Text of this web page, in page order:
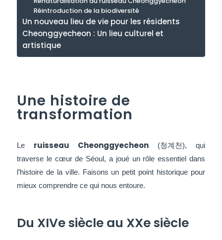
Réintroduction de la biodiversité
Un nouveau lieu de vie pour les résidents
Cheonggyecheon : Un lieu culturel et
artistique
Une histoire de
transformation
Le ruisseau Cheonggyecheon (청계천), qui
traverse le cœur de Séoul, a joué un rôle essentiel dans
l’histoire de la ville. Faisons un petit point historique pour
mieux comprendre ce qui nous entoure.
Du XIVe siècle au XXe siècle